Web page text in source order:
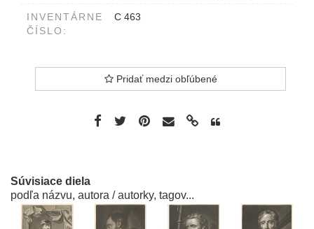
vpravo dole pod obrazom Ioh. Iac.
INVENTÁRNE
ČÍSLO:
C 463
Pridať medzi obľúbené
Súvisiace diela
podľa názvu, autora / autorky, tagov...